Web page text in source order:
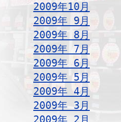
2009年10月
2009年 9月
2009年 8月
2009年 7月
2009年 6月
2009年 5月
2009年 4月
2009年 3月
2009年 2月